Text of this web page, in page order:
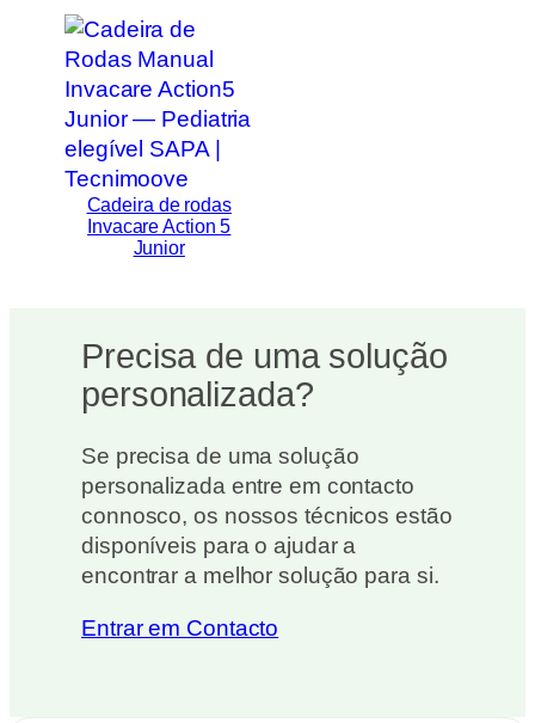
Cadeira de rodas
Invacare Action 5
Junior
Precisa de uma solução
personalizada?
Se precisa de uma solução
personalizada entre em contacto
connosco, os nossos técnicos estão
disponíveis para o ajudar a
encontrar a melhor solução para si.
Entrar em Contacto